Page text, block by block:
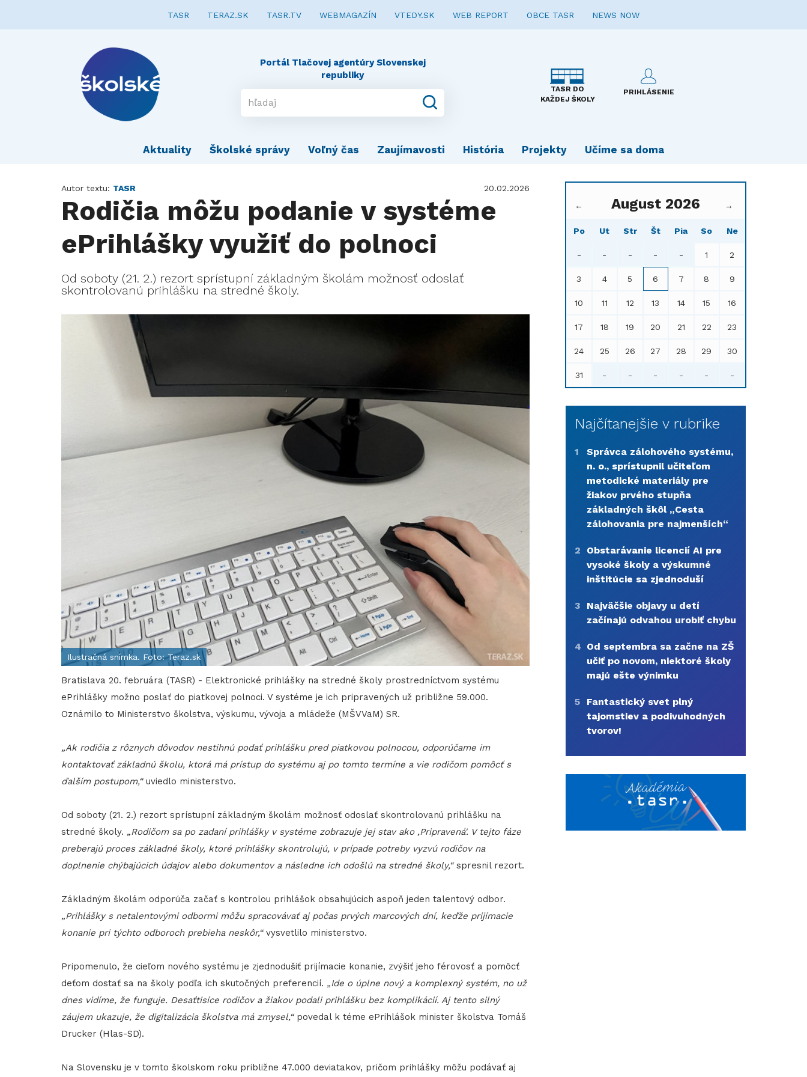
TASR TERAZ.SK TASR.TV WEBMAGAZÍN VTEDY.SK WEB REPORT OBCE TASR NEWS NOW
Portál Tlačovej agentúry Slovenskej
republiky
TASR DO
KAŽDEJ ŠKOLY
PRIHLÁSENIE
Aktuality Školské správy Voľný čas Zaujímavosti História Projekty Učíme sa doma
Autor textu: TASR 20.02.2026
Rodičia môžu podanie v systéme
ePrihlášky využiť do polnoci
Od soboty (21. 2.) rezort sprístupní základným školám možnosť odoslať
skontrolovanú prihlášku na stredné školy.
Ilustračná snímka. Foto: Teraz.sk
Bratislava 20. februára (TASR) - Elektronické prihlášky na stredné školy prostredníctvom systému
ePrihlášky možno poslať do piatkovej polnoci. V systéme je ich pripravených už približne 59.000.
Oznámilo to Ministerstvo školstva, výskumu, vývoja a mládeže (MŠVVaM) SR.
„Ak rodičia z rôznych dôvodov nestihnú podať prihlášku pred piatkovou polnocou, odporúčame im
kontaktovať základnú školu, ktorá má prístup do systému aj po tomto termíne a vie rodičom pomôcť s
ďalším postupom,“ uviedlo ministerstvo.
Od soboty (21. 2.) rezort sprístupní základným školám možnosť odoslať skontrolovanú prihlášku na
stredné školy. „Rodičom sa po zadaní prihlášky v systéme zobrazuje jej stav ako ‚Pripravená'. V tejto fáze
preberajú proces základné školy, ktoré prihlášky skontrolujú, v prípade potreby vyzvú rodičov na
doplnenie chýbajúcich údajov alebo dokumentov a následne ich odošlú na stredné školy,“spresnil rezort.
Základným školám odporúča začať s kontrolou prihlášok obsahujúcich aspoň jeden talentový odbor.
„Prihlášky s netalentovými odbormi môžu spracovávať aj počas prvých marcových dní, keďže prijímacie
konanie pri týchto odboroch prebieha neskôr,“vysvetlilo ministerstvo.
Pripomenulo, že cieľom nového systému je zjednodušiť prijímacie konanie, zvýšiť jeho férovosť a pomôcť
deťom dostať sa na školy podľa ich skutočných preferencií. „Ide o úplne nový a komplexný systém, no už
dnes vidíme, že funguje. Desaťtisíce rodičov a žiakov podali prihlášku bez komplikácií. Aj tento silný
záujem ukazuje, že digitalizácia školstva má zmysel,“povedal k téme ePrihlášok minister školstva Tomáš
Drucker (Hlas-SD).
Na Slovensku je v tomto školskom roku približne 47.000 deviatakov, pričom prihlášky môžu podávať aj
← August 2026 →
Po Ut Str Št Pia So Ne
- - - - - 1 2
3 4 5 6 7 8 9
10 11 12 13 14 15 16
17 18 19 20 21 22 23
24 25 26 27 28 29 30
31 - - - - - -
Najčítanejšie v rubrike
1
Správca zálohového systému,
n. o., sprístupnil učiteľom
metodické materiály pre
žiakov prvého stupňa
základných škôl „Cesta
zálohovania pre najmenších“
2
Obstarávanie licencií AI pre
vysoké školy a výskumné
inštitúcie sa zjednoduší
3
Najväčšie objavy u detí
začínajú odvahou urobiť chybu
4 Od septembra sa začne na ZŠ
učiť po novom, niektoré školy
majú ešte výnimku
5
Fantastický svet plný
tajomstiev a podivuhodných
tvorov!